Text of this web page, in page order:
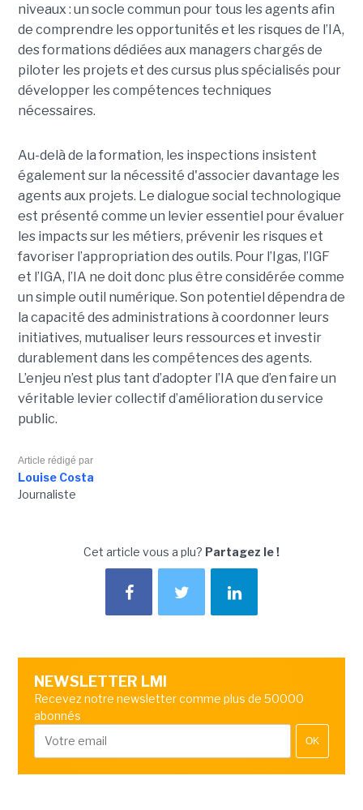
niveaux : un socle commun pour tous les agents afin
de comprendre les opportunités et les risques de l’IA,
des formations dédiées aux managers chargés de
piloter les projets et des cursus plus spécialisés pour
développer les compétences techniques
nécessaires.
Au-delà de la formation, les inspections insistent
également sur la nécessité d'associer davantage les
agents aux projets. Le dialogue social technologique
est présenté comme un levier essentiel pour évaluer
les impacts sur les métiers, prévenir les risques et
favoriser l’appropriation des outils. Pour l’Igas, l’IGF
et l’IGA, l’IA ne doit donc plus être considérée comme
un simple outil numérique. Son potentiel dépendra de
la capacité des administrations à coordonner leurs
initiatives, mutualiser leurs ressources et investir
durablement dans les compétences des agents.
L’enjeu n’est plus tant d’adopter l’IA que d’en faire un
véritable levier collectif d’amélioration du service
public.
Article rédigé par
Louise Costa
Journaliste
Cet article vous a plu? Partagez le !
NEWSLETTER LMI
Recevez notre newsletter comme plus de 50000
abonnés
OK